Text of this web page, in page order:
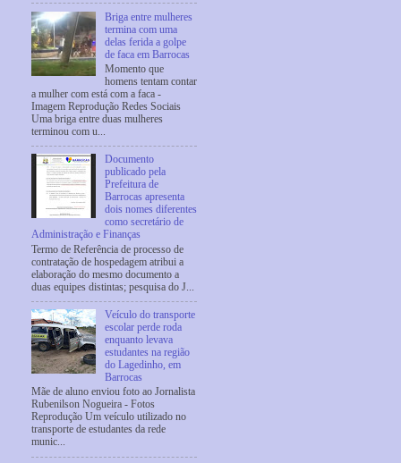
Briga entre mulheres
termina com uma
delas ferida a golpe
de faca em Barrocas
Momento que
homens tentam contar
a mulher com está com a faca -
Imagem Reprodução Redes Sociais
Uma briga entre duas mulheres
terminou com u...
Documento
publicado pela
Prefeitura de
Barrocas apresenta
dois nomes diferentes
como secretário de
Administração e Finanças
Termo de Referência de processo de
contratação de hospedagem atribui a
elaboração do mesmo documento a
duas equipes distintas; pesquisa do J...
Veículo do transporte
escolar perde roda
enquanto levava
estudantes na região
do Lagedinho, em
Barrocas
Mãe de aluno enviou foto ao Jornalista
Rubenilson Nogueira - Fotos
Reprodução Um veículo utilizado no
transporte de estudantes da rede
munic...